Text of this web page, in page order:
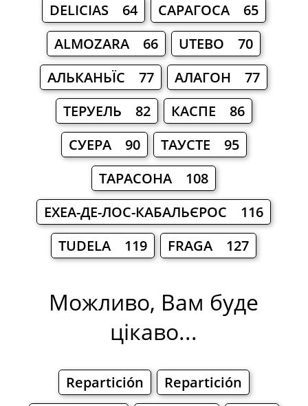
DELICIAS 64
САРАГОСА 65
ALMOZARA 66
UTEBO 70
АЛЬКАНЬЇС 77
АЛАГОН 77
ТЕРУЕЛЬ 82
КАСПЕ 86
СУЕРА 90
ТАУСТЕ 95
ТАРАСОНА 108
ЕХЕА-ДЕ-ЛОС-КАБАЛЬЄРОС 116
TUDELA 119
FRAGA 127
Можливо, Вам буде
цікаво...
Repartición
Repartición